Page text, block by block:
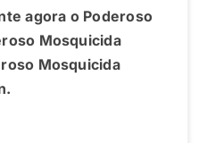
agora o Poderoso
Mosquicida
Mosquicida